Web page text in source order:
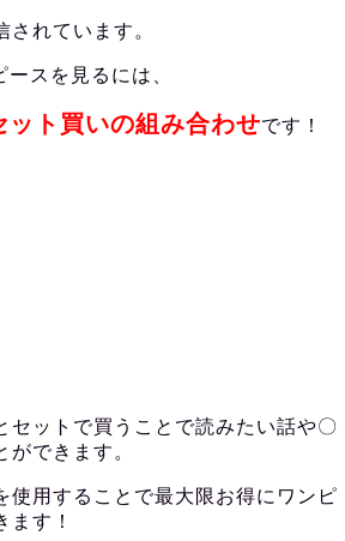
されています。
スを見るには、
ト買いの組み合わせです！
セットで買うことで読みたい話や〇
ができます。
使用することで最大限お得にワンピ
ます！